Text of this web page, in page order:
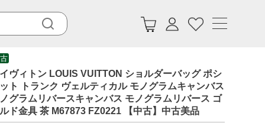
ヴィトン LOUIS VUITTON ショルダーバッグ ポシ
ト トランク ヴェルティカル モノグラムキャンバス
グラムリバースキャンバス モノグラムリバース ゴ
ド金具 茶 M67873 FZ0221 【中古】中古美品